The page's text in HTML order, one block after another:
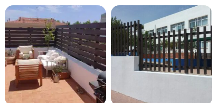
DE
PLÁSTICO
RECICLADO
CON
CUERDAS
cantidad